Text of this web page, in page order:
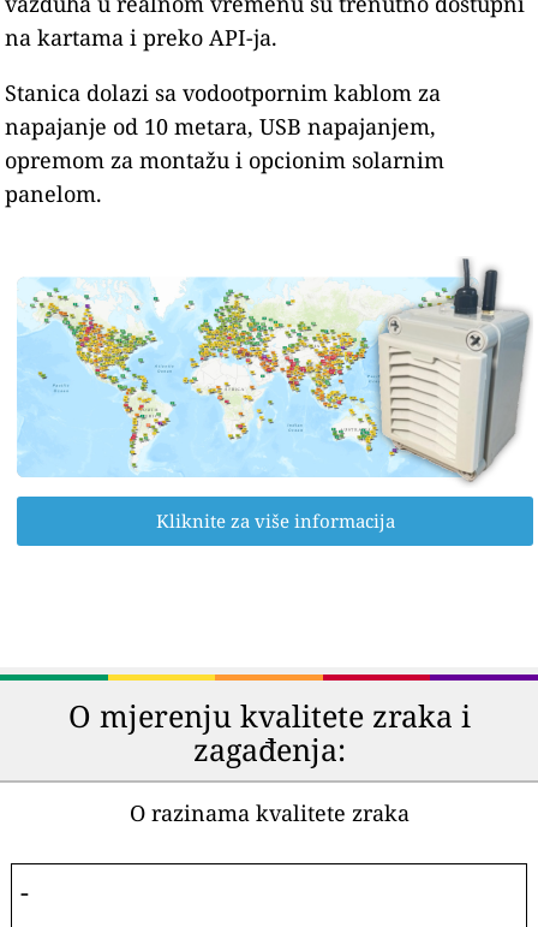
na kartama i preko API-ja.
Stanica dolazi sa vodootpornim kablom za
napajanje od 10 metara, USB napajanjem,
opremom za montažu i opcionim solarnim
panelom.
Kliknite za više informacija
O mjerenju kvalitete zraka i
zagađenja:
O razinama kvalitete zraka
-